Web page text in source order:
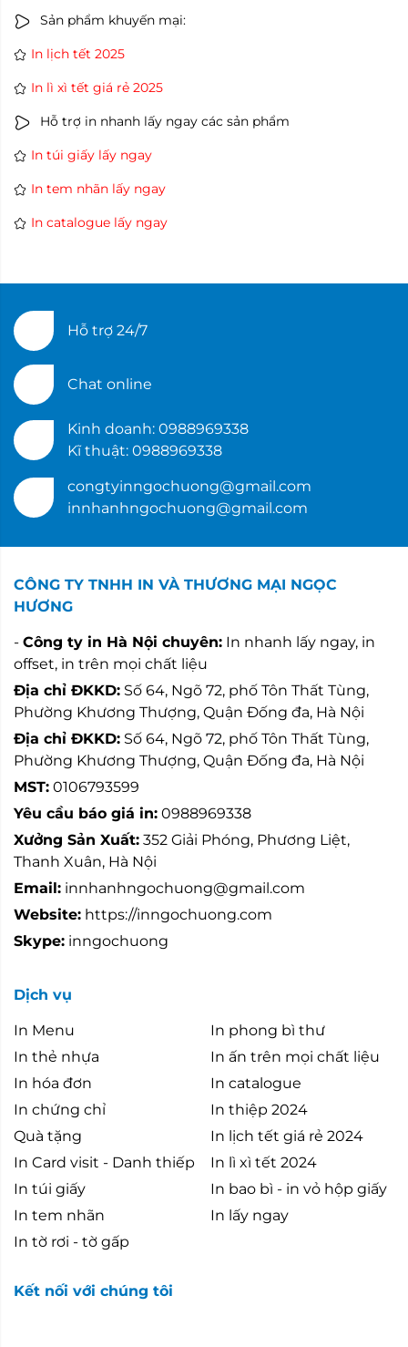
Sản phẩm khuyến mại:
In lịch tết 2025
In lì xì tết giá rẻ 2025
Hỗ trợ in nhanh lấy ngay các sản phẩm
In túi giấy lấy ngay
In tem nhãn lấy ngay
In catalogue lấy ngay
Hỗ trợ 24/7
Chat online
Kinh doanh: 0988969338
Kĩ thuật: 0988969338
congtyinngochuong@gmail.com
innhanhngochuong@gmail.com
CÔNG TY TNHH IN VÀ THƯƠNG MẠI NGỌC
HƯƠNG
- Công ty in Hà Nội chuyên: In nhanh lấy ngay, in
offset, in trên mọi chất liệu
Địa chỉ ĐKKD: Số 64, Ngõ 72, phố Tôn Thất Tùng,
Phường Khương Thượng, Quận Đống đa, Hà Nội
Địa chỉ ĐKKD: Số 64, Ngõ 72, phố Tôn Thất Tùng,
Phường Khương Thượng, Quận Đống đa, Hà Nội
MST: 0106793599
Yêu cầu báo giá in: 0988969338
Xưởng Sản Xuất: 352 Giải Phóng, Phương Liệt,
Thanh Xuân, Hà Nội
Email: innhanhngochuong@gmail.com
Website: https://inngochuong.com
Skype: inngochuong
Dịch vụ
In Menu
In thẻ nhựa
In hóa đơn
In chứng chỉ
Quà tặng
In Card visit - Danh thiếp
In túi giấy
In tem nhãn
In tờ rơi - tờ gấp
In phong bì thư
In ấn trên mọi chất liệu
In catalogue
In thiệp 2024
In lịch tết giá rẻ 2024
In lì xì tết 2024
In bao bì - in vỏ hộp giấy
In lấy ngay
Kết nối với chúng tôi